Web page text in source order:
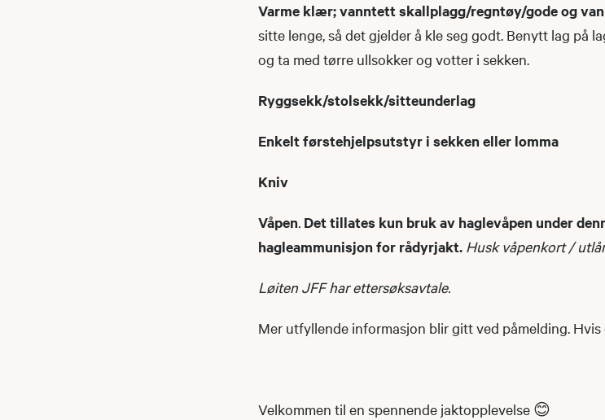
Varme klær; vanntett skallplagg/regntøy/gode og
sitte lenge, så det gjelder å kle seg godt. Benytt lag på
og ta med tørre ullsokker og votter i sekken.
Ryggsekk/stolsekk/sitteunderlag
Enkelt førstehjelpsutstyr i sekken eller lomma
Kniv
Våpen. Det tillates kun bruk av haglevåpen under
hagleammunisjon for rådyrjakt. Husk våpenkort /
Løiten JFF har ettersøksavtale.
Mer utfyllende informasjon blir gitt ved påmelding.
Velkommen til en spennende jaktopplevelse 😊